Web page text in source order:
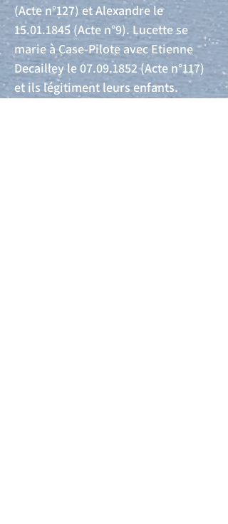
(Acte n°127) et Alexandre le
15.01.1845 (Acte n°9). Lucette se
marie à Case-Pilote avec Etienne
Decailley le07.09.1852(Acte n°117)
et ils légitiment leurs enfants.